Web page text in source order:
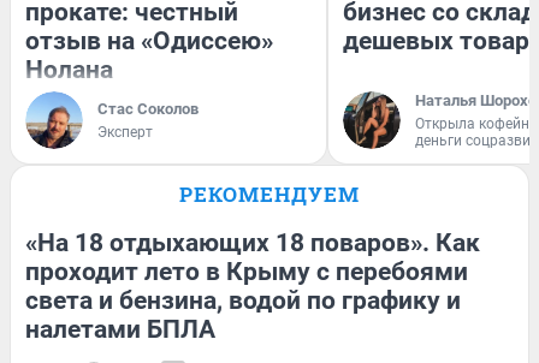
прокате: честный
отзыв на «Одиссею»
Нолана
Стас Соколов
Эксперт
бизнес со
дешевых
Наталья
Открыла
деньги
РЕКОМЕНДУЕМ
«На 18 отдыхающих 18 поваров». Как
проходит лето в Крыму с перебоями
света и бензина, водой по графику и
налетами БПЛА